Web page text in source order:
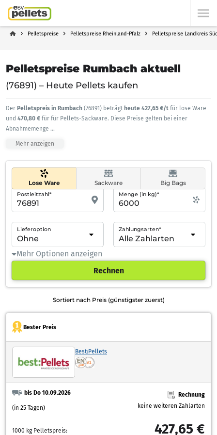
Pelletspreise Pelletspreise Rheinland-Pfalz Pelletspreise Landkreis
Pelletspreise Rumbach aktuell
(76891) – Heute Pellets kaufen
Der Pelletspreis in Rumbach (76891) beträgt heute 427,65 €/t für lose Ware
und 470,80 € für für Pellets-Sackware. Diese Preise gelten bei einer
Abnahmemenge ...
Mehr anzeigen
Lose Ware Sackware Big Bags
Postleitzahl* Menge (in kg)*
Lieferoption Zahlungsarten*
Mehr Optionen anzeigen
Rechnen
Sortiert nach Preis (günstigster zuerst)
Bester Preis
Best:Pellets
bis Do 10.09.2026
(in 25 Tagen)
Rechnung
keine weiteren Zahlarten
1000 kg Pelletspreis: 427,65 €